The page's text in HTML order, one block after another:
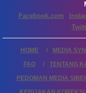
Facebook.com
HOME MEDIA
FAQ
TENTANG
PEDOMAN MEDIA